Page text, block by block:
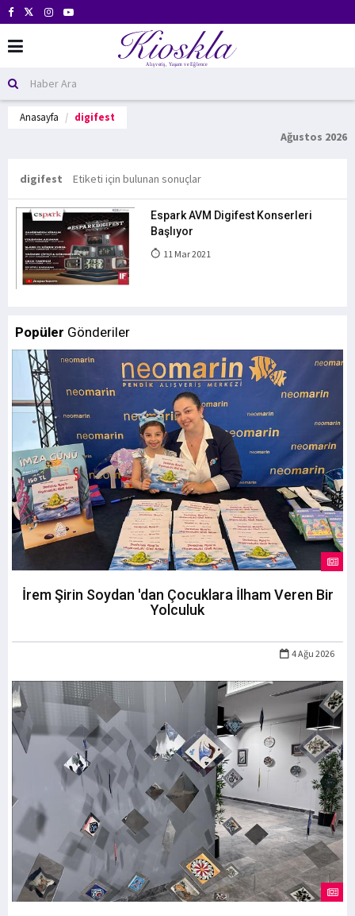
Anasayfa digifest
Ağustos 2026
digifest Etiketi için bulunan sonuçlar
Espark AVM Digifest Konserleri
Başlıyor
11 Mar 2021
Popüler Gönderiler
İrem Şirin Soydan 'dan Çocuklara İlham Veren Bir
Yolculuk
4 Ağu 2026